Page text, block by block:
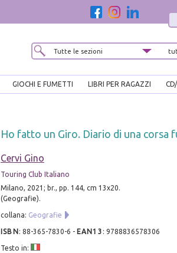
GIOCHI E FUMETTI LIBRI PER RAGAZZI
Ho fatto un Giro. Diario di una corsa
Cervi Gino
Touring Club Italiano
Milano, 2021; br., pp. 144, cm 13x20.
(Geografie).
collana: Geografie
ISBN : 88-365-7830-6 - EAN13 : 9788836578306
Testo in: